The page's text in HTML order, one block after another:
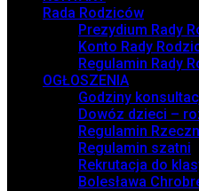
Rada Rodziców
Prezydium Rady
Konto Rady
Regulamin Rady
OGŁOSZENIA
Godziny
Dowóz dzieci –
Regulamin
Regulamin szatni
Rekrutacja do
Bolesława